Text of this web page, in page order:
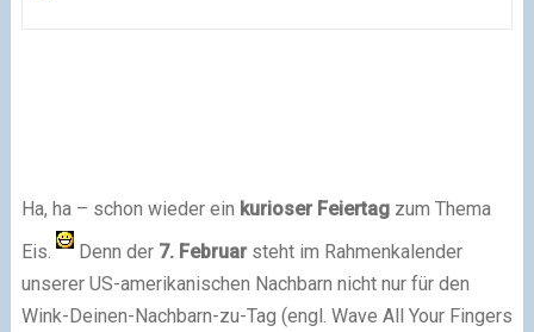
Ha, ha – schon wieder ein kurioser Feiertagzum Thema
Eis.
Denn der 7. Februarsteht im Rahmenkalender
unserer US-amerikanischen Nachbarn nicht nur für den
Wink-Deinen-Nachbarn-zu-Tag (engl. Wave All Your Fingers